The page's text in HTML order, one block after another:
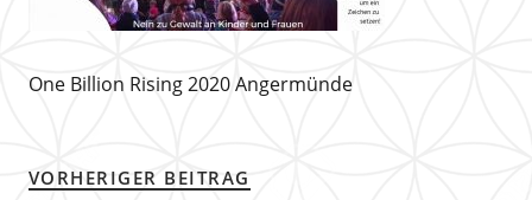
One Billion Rising 2020 Angermünde
VORHERIGER BEITRAG